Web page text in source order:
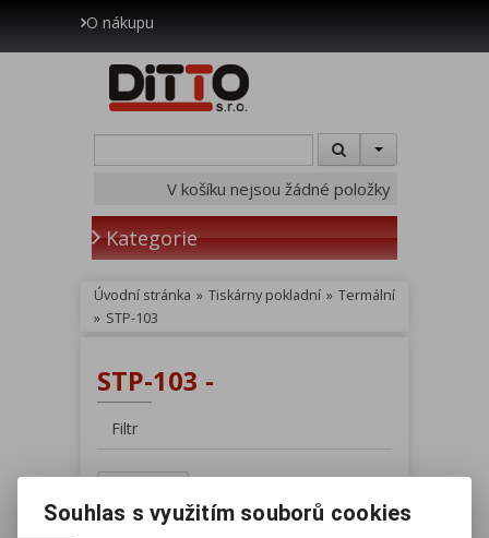
O nákupu
V košíku nejsou žádné položky
Kategorie
Úvodní stránka » Tiskárny pokladní » Termální
» STP-103
STP-103 -
Filtr
Souhlas s využitím souborů cookies